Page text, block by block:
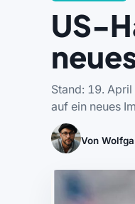
US-
Stand: 19.
auf ein neues
Von